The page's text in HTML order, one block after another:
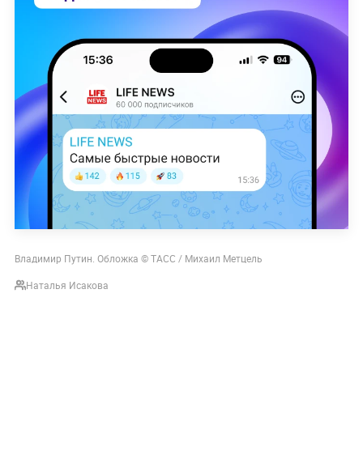
Владимир Путин. Обложка © ТАСС / Михаил Метцель
Наталья Исакова